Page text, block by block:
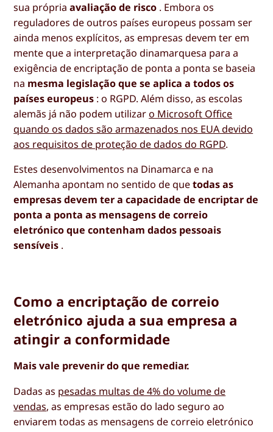
sua própriaavaliação de risco . Embora os
reguladores de outros países europeus possam ser
ainda menos explícitos, as empresas devem ter em
mente que a interpretação dinamarquesa para a
exigência de encriptação de ponta a ponta se baseia
na mesma legislação que se aplica a todos os
países europeus : o RGPD. Além disso, as escolas
alemãs já não podem utilizar o Microsoft Office
quando os dados são armazenados nos EUA devido
aos requisitos de proteção de dados do RGPD.
Estes desenvolvimentos na Dinamarca e na
Alemanha apontam no sentido de quetodas as
empresas devem ter a capacidade de encriptar de
ponta a ponta as mensagens de correio
eletrónico que contenham dados pessoais
sensíveis .
Como a encriptação de correio
eletrónico ajuda a sua empresa a
atingir a conformidade
Mais vale prevenir do que remediar.
Dadas as pesadas multas de 4% do volume de
vendas, as empresas estão do lado seguro ao
enviarem todas as mensagens de correio eletrónico